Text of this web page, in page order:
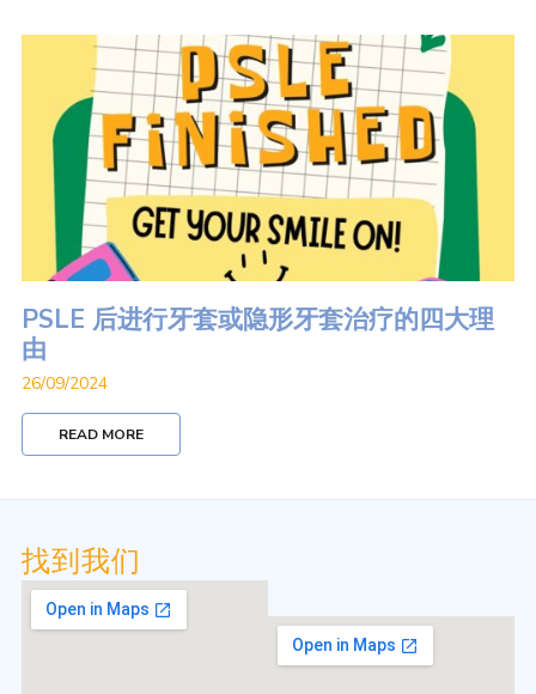
PSLE 后进行牙套或隐形牙套治疗的四大理
由
26/09/2024
READ MORE
找到我们